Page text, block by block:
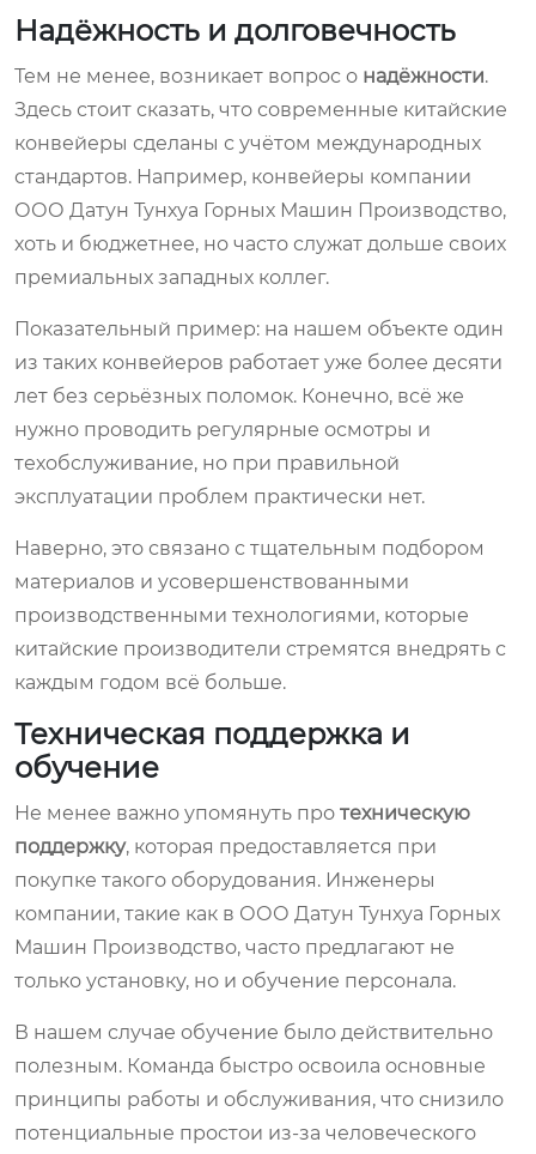
Надёжность и долговечность
Тем не менее, возникает вопрос о надёжности.
Здесь стоит сказать, что современные китайские
конвейеры сделаны с учётом международных
стандартов. Например, конвейеры компании
ООО Датун Тунхуа Горных Машин Производство,
хоть и бюджетнее, но часто служат дольше своих
премиальных западных коллег.
Показательный пример: на нашем объекте один
из таких конвейеров работает уже более десяти
лет без серьёзных поломок. Конечно, всё же
нужно проводить регулярные осмотры и
техобслуживание, но при правильной
эксплуатации проблем практически нет.
Наверно, это связано с тщательным подбором
материалов и усовершенствованными
производственными технологиями, которые
китайские производители стремятся внедрять с
каждым годом всё больше.
Техническая поддержка и
обучение
Не менее важно упомянуть про техническую
поддержку, которая предоставляется при
покупке такого оборудования. Инженеры
компании, такие как в ООО Датун Тунхуа Горных
Машин Производство, часто предлагают не
только установку, но и обучение персонала.
В нашем случае обучение было действительно
полезным. Команда быстро освоила основные
принципы работы и обслуживания, что снизило
потенциальные простои из-за человеческого